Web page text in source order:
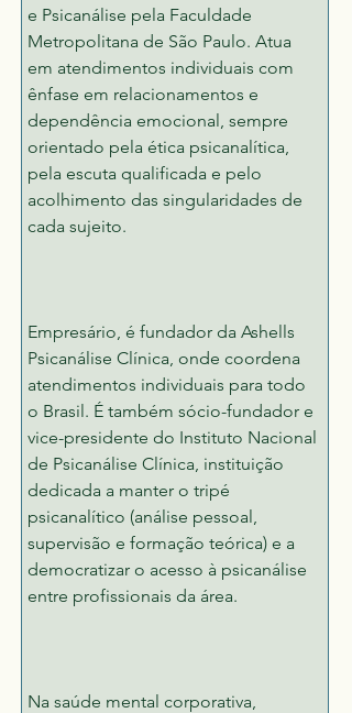
e Psicanálise pela Faculdade
Metropolitana de São Paulo. Atua
em atendimentos individuais com
ênfase em relacionamentos e
dependência emocional, sempre
orientado pela ética psicanalítica,
pela escuta qualificada e pelo
acolhimento das singularidades de
cada sujeito.
Empresário, é fundador da Ashells
Psicanálise Clínica, onde coordena
atendimentos individuais para todo
o Brasil. É também sócio-fundador e
vice-presidente do Instituto Nacional
de Psicanálise Clínica, instituição
dedicada a manter o tripé
psicanalítico (análise pessoal,
supervisão e formação teórica) e a
democratizar o acesso à psicanálise
entre profissionais da área.
Na saúde mental corporativa,